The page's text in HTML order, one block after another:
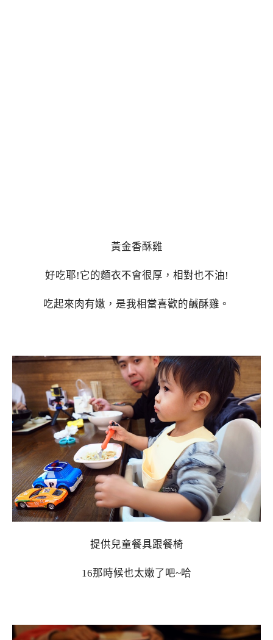
黃金香酥雞
好吃耶!它的麵衣不會很厚，相對也不油!
吃起來肉有嫩，是我相當喜歡的鹹酥雞。
提供兒童餐具跟餐椅
16那時候也太嫩了吧~哈